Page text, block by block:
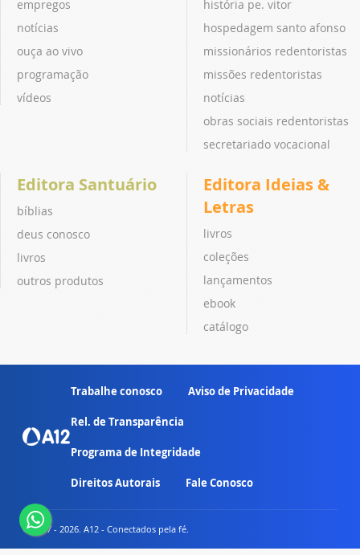
empregos
notícias
ouça ao vivo
programação
vídeos
história pe. vitor
hospedagem santo afonso
missionários redentoristas
missões redentoristas
notícias
obras sociais redentoristas
secretariado vocacional
Editora Santuário
bíblias
deus conosco
livros
outros produtos
Editora Ideias &
Letras
livros
coleções
lançamentos
ebook
catálogo
Trabalhe conosco Aviso de Privacidade
Rel. de Transparência
Programa de Integridade
Direitos Autorais Fale Conosco
© 2007 - 2026. A12 - Conectados pela fé.